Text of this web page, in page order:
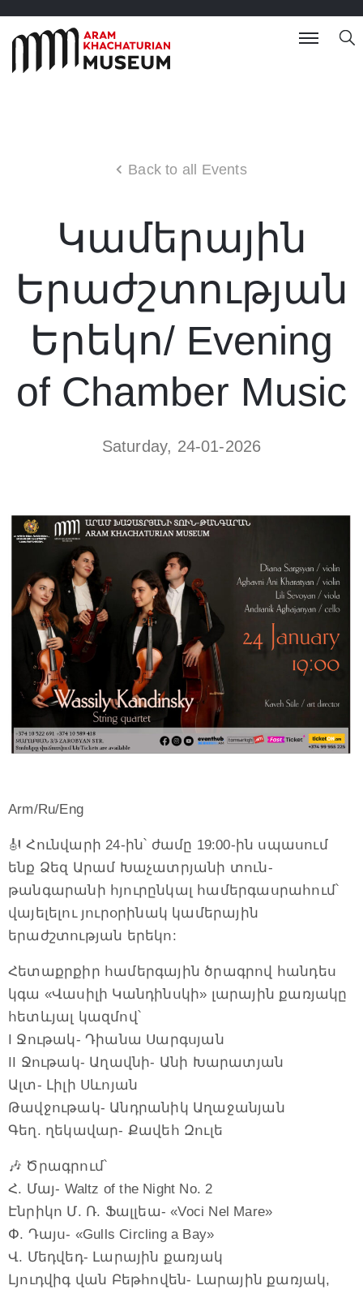
Back to all Events
Կամերային
Երաժշտության
Երեկո/ Evening
of Chamber Music
Saturday, 24-01-2026
Arm/Ru/Eng
🎻 Հունվարի 24-ին՝ ժամը 19:00-ին սպասում
ենք Ձեզ Արամ Խաչատրյանի տուն-
թանգարանի հյուրընկալ համերգասրահում՝
վայելելու յուրօրինակ կամերային
երաժշտության երեկո:
Հետաքրքիր համերգային ծրագրով հանդես
կգա «Վասիլի Կանդինսկի» լարային քառյակը
հետևյալ կազմով՝
I Ջութակ- Դիանա Սարգսյան
II Ջութակ- Աղավնի- Անի Խարատյան
Ալտ- Լիլի Սևոյան
Թավջութակ- Անդրանիկ Աղաջանյան
Գեղ. ղեկավար- Քավեհ Զուլե
🎶 Ծրագրում՝
Հ. Մայ- Waltz of the Night No. 2
Էնրիկո Մ. Ռ. Ֆալլեա- «Voci Nel Mare»
Փ. Դայս- «Gulls Circling a Bay»
Վ. Մեդվեդ- Լարային քառյակ
Լյուդվիգ վան Բեթհովեն- Լարային քառյակ,